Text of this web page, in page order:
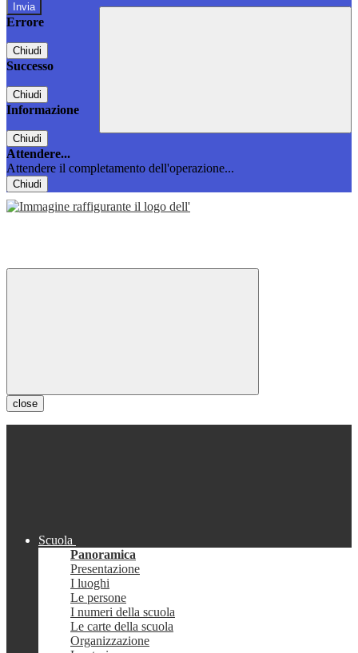
Errore
Chiudi
Successo
Chiudi
Informazione
Chiudi
Attendere...
Attendere il completamento dell'operazione...
Chiudi
close
Scuola
Panoramica
Presentazione
I luoghi
Le persone
I numeri della scuola
Le carte della scuola
Organizzazione